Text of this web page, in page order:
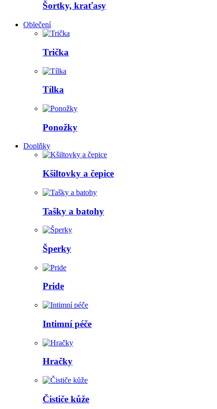
Šortky, kraťasy
Oblečení
Trička
Tílka
Ponožky
Doplňky
Kšiltovky a čepice
Tašky a batohy
Šperky
Pride
Intimní péče
Hračky
Čističe kůže